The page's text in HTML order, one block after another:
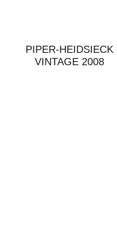
PIPER-HEIDSIECK
VINTAGE 2008